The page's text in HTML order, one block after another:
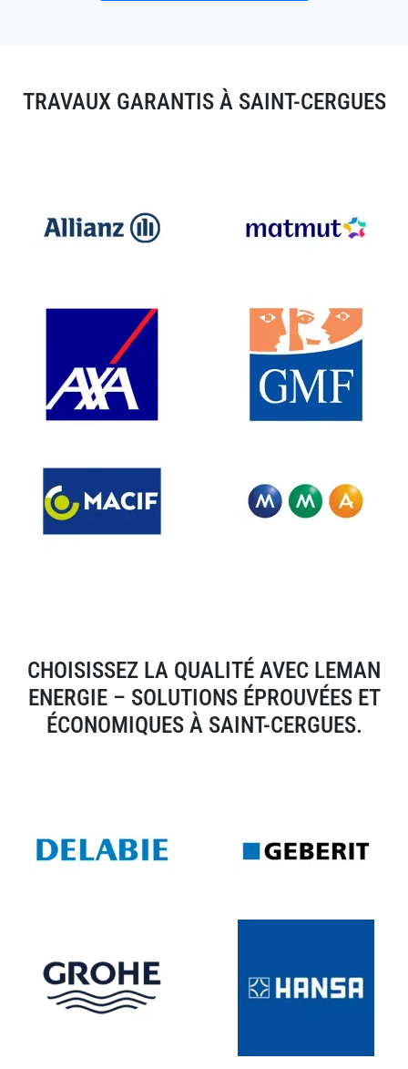
TRAVAUX GARANTIS À SAINT-CERGUES
CHOISISSEZ LA QUALITÉ AVEC LEMAN
ENERGIE – SOLUTIONS ÉPROUVÉES ET
ÉCONOMIQUES À SAINT-CERGUES.